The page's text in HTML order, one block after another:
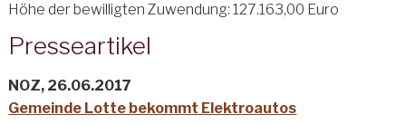
Höhe der bewilligten Zuwendung: 127.163,00 Euro
Presseartikel
NOZ, 26.06.2017
Gemeinde Lotte bekommt Elektroautos